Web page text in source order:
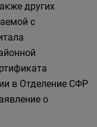
других
с
в Отделение СФР
о